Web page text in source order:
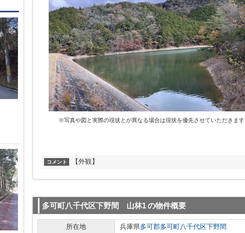
※写真や図と実際の現状とが異なる場合は現状を優先させていただきます
コメント 【外観】
多可町八千代区下野間 山林1の物件概要
所在地 兵庫県多可郡多可町八千代区下野間